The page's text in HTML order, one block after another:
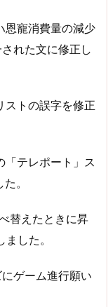
恩寵消費量の減少
れた文に修正し
ストの誤字を修正
「テレポート」ス
。
替えたときに昇
した。
ゲーム進行願い